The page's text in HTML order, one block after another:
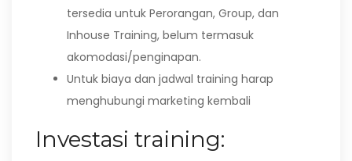
tersedia untuk Perorangan, Group, dan
Inhouse Training, belum termasuk
akomodasi/penginapan.
Untuk biaya dan jadwal training harap
menghubungi marketing kembali
Investasi training: